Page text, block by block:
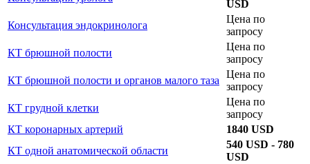
USD
Консультация эндокринолога
Цена по
запросу
КТ брюшной полости
Цена по
запросу
КТ брюшной полости и органов малого таза
Цена по
запросу
КТ грудной клетки
Цена по
запросу
КТ коронарных артерий
1840 USD
КТ одной анатомической области
540 USD - 780
USD